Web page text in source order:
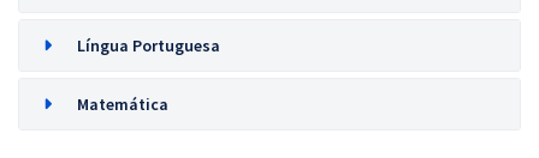
Língua Portuguesa
Matemática